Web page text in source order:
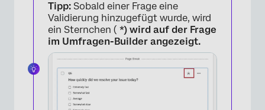
Tipp: Sobald einer Frage eine
Validierung hinzugefügt wurde, wird
ein Sternchen ( *) wird auf der Frage
im Umfragen-Builder angezeigt.